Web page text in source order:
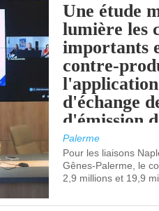
Une étude
lumière les
importants
contre-
d'échange
d'émission
(SEQE-UE)
maritimes
occidentale.
Palerme
Pour les liaisons
Gênes-Palerme, le
2,9 millions et 19,9